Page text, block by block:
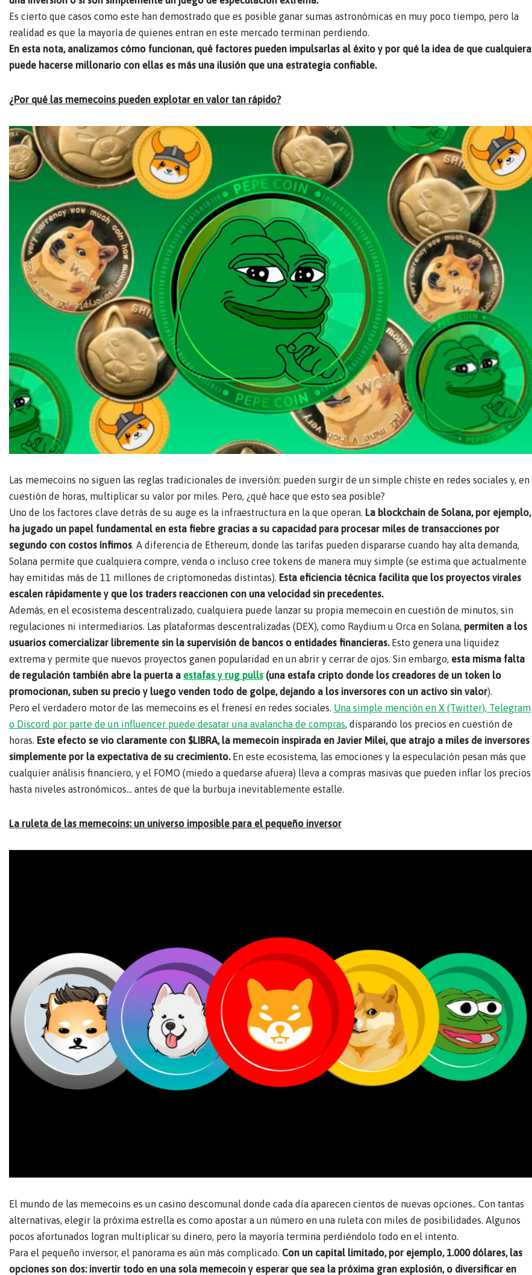
Es cierto que casos como este han demostrado que es posible ganar sumas astronómicas en muy poco tiempo, pero la
realidad es que la mayoría de quienes entran en este mercado terminan perdiendo.
En esta nota, analizamos cómo funcionan, qué factores pueden impulsarlas al éxito y por qué la idea de que cualquiera
puede hacerse millonario con ellas es más una ilusión que una estrategia confiable.
¿Por qué las memecoins pueden explotar en valor tan rápido?
Las memecoins no siguen las reglas tradicionales de inversión: pueden surgir de un simple chiste en redes sociales y, en
cuestión de horas, multiplicar su valor por miles. Pero, ¿qué hace que esto sea posible?
Uno de los factores clave detrás de su auge es la infraestructura en la que operan. La blockchain de Solana, por ejemplo,
ha jugado un papel fundamental en esta fiebre gracias a su capacidad para procesar miles de transacciones por
segundo con costos ínfimos. A diferencia de Ethereum, donde las tarifas pueden dispararse cuando hay alta demanda,
Solana permite que cualquiera compre, venda o incluso cree tokens de manera muy simple (se estima que actualmente
hay emitidas más de 11 millones de criptomonedas distintas). Esta eficiencia técnica facilita que los proyectos virales
escalen rápidamente y que los traders reaccionen con una velocidad sin precedentes.
Además, en el ecosistema descentralizado, cualquiera puede lanzar su propia memecoin en cuestión de minutos, sin
regulaciones ni intermediarios. Las plataformas descentralizadas (DEX), como Raydium u Orca en Solana, permiten a los
usuarios comercializar libremente sin la supervisión de bancos o entidades financieras.Esto genera una liquidez
extrema y permite que nuevos proyectos ganen popularidad en un abrir y cerrar de ojos. Sin embargo, esta misma falta
de regulación también abre la puerta a estafas y rug pulls (una estafa cripto donde los creadores de un token lo
promocionan, suben su precio y luego venden todo de golpe, dejando a los inversores con un activo sin valor).
Pero el verdadero motor de las memecoins es el frenesí en redes sociales. Una simple mención en X (Twitter), Telegram
o Discord por parte de un influencer puede desatar una avalancha de compras, disparando los precios en cuestión de
horas. Este efecto se vio claramente con $LIBRA, la memecoin inspirada en Javier Milei, que atrajo a miles de inversores
simplemente por la expectativa de su crecimiento.En este ecosistema, las emociones y la especulación pesan más que
cualquier análisis financiero, y el FOMO (miedo a quedarse afuera) lleva a compras masivas que pueden inflar los precios
hasta niveles astronómicos… antes de que la burbuja inevitablemente estalle.
La ruleta de las memecoins: un universo imposible para el pequeño inversor
El mundo de las memecoins es un casino descomunal donde cada día aparecen cientos de nuevas opciones.. Con tantas
alternativas, elegir la próxima estrella es como apostar a un número en una ruleta con miles de posibilidades. Algunos
pocos afortunados logran multiplicar su dinero, pero la mayoría termina perdiéndolo todo en el intento.
Para el pequeño inversor, el panorama es aún más complicado. Con un capital limitado, por ejemplo, 1.000 dólares, las
opciones son dos: invertir todo en una sola memecoin y esperar que sea la próxima gran explosión, o diversificar en